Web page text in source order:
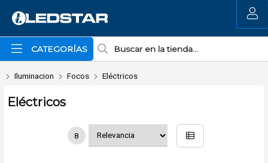
CATEGORÍAS
MI COMPRA
Iluminacion Focos Eléctricos
Eléctricos
8